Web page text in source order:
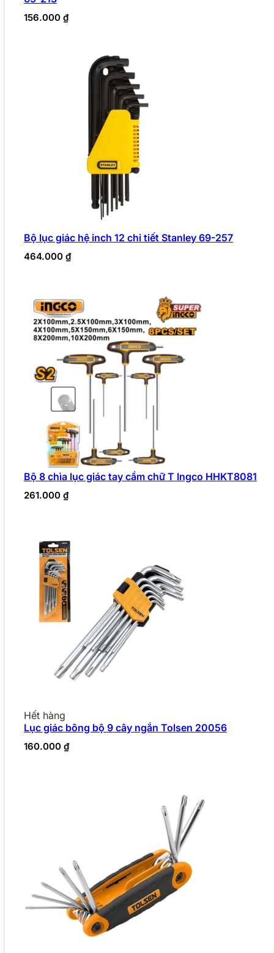
156.000 ₫
Bộ lục giác hệ inch 12 chi tiết Stanley 69-257
464.000 ₫
Bộ 8 chìa lục giác tay cầm chữ T Ingco HHKT8081
261.000 ₫
Hết hàng
Lục giác bông bộ 9 cây ngắn Tolsen 20056
160.000 ₫